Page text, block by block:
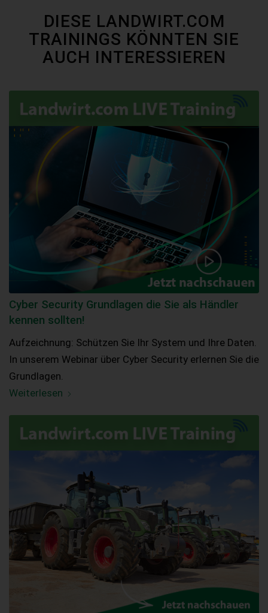
DIESE LANDWIRT.COM
TRAININGS KÖNNTEN SIE
AUCH INTERESSIEREN
Cyber Security Grundlagen die Sie als Händler
kennen sollten!
Aufzeichnung: Schützen Sie Ihr System und Ihre Daten.
In unserem Webinar über Cyber Security erlernen Sie die
Grundlagen.
Weiterlesen